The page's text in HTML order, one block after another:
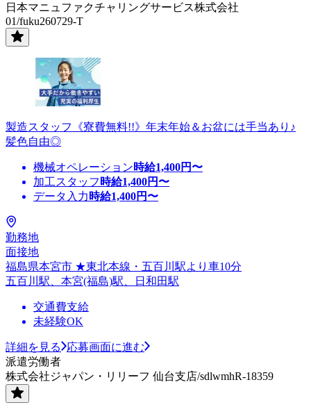
日本マニュファクチャリングサービス株式会社
01/fuku260729-T
製造スタッフ《寮費無料!!》年末年始＆お盆には手当あり♪
髪色自由◎
機械オペレーション時給1,400円〜
加工スタッフ 時給1,400円〜
データ入力 時給1,400円〜
勤務地
面接地
福島県本宮市 ★東北本線・五百川駅より車10分
五百川駅、本宮(福島)駅、日和田駅
交通費支給
未経験OK
詳細を見る
応募画面に進む
派遣労働者
株式会社ジャパン・リリーフ 仙台支店/sdlwmhR-18359